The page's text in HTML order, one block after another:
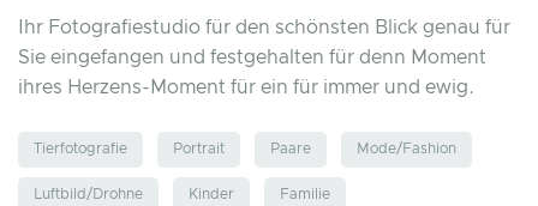
Ihr Fotografiestudio für den schönsten Blick genau für
Sie eingefangen und festgehalten für denn Moment
ihres Herzens-Moment für ein für immer und ewig.
Tierfotografie Portrait Paare Mode/Fashion
Luftbild/Drohne Kinder Familie